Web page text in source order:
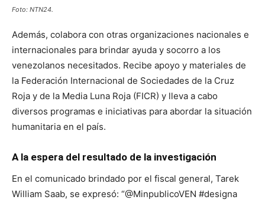
Foto: NTN24.
Además, colabora con otras organizaciones nacionales e
internacionales para brindar ayuda y socorro a los
venezolanos necesitados. Recibe apoyo y materiales de
la Federación Internacional de Sociedades de la Cruz
Roja y de la Media Luna Roja (FICR) y lleva a cabo
diversos programas e iniciativas para abordar la situación
humanitaria en el país.
A la espera del resultado de la investigación
En el comunicado brindado por el fiscal general, Tarek
William Saab, se expresó: “@MinpublicoVEN #designa